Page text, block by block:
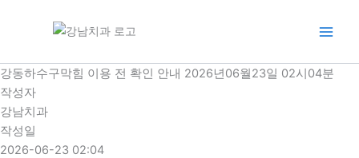
로
건
너
뛰
기
강동하수구막힘 이용 전 확인 안내 2026년06월23일 02시04분
작성자
강남치과
작성일
2026-06-23 02:04